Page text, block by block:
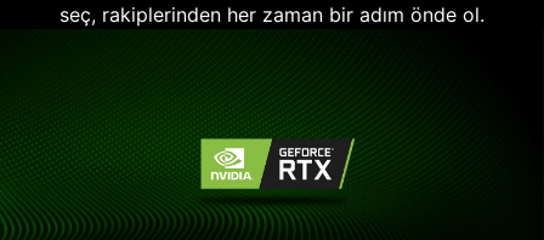
seç, rakiplerinden her zaman bir adım önde ol.